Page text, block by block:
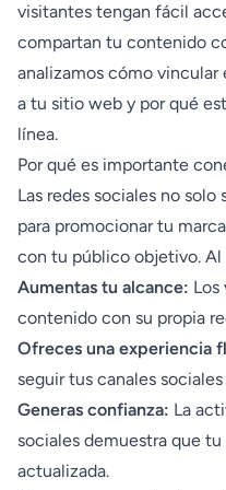
visitantes tengan fácil
compartan tu contenido
analizamos cómo
a tu sitio web y por qué
línea.
Por qué es importante
Las redes sociales no
para promocionar tu
con tu público objetivo.
Aumentas tu alcance:
contenido con su propia
Ofreces una experiencia
seguir tus canales
Generas confianza: La
sociales demuestra que
actualizada.